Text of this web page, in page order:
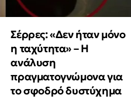
Σέρρες: «Δεν ήταν μόνο
η ταχύτητα» – Η
ανάλυση
πραγματογνώμονα για
το σφοδρό δυστύχημα